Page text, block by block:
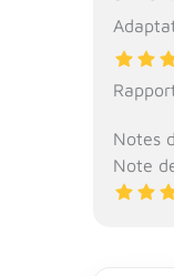
Notes
Note